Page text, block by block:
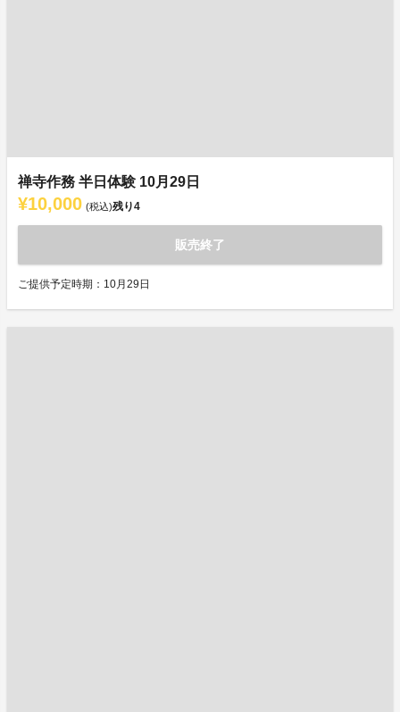
禅寺作務 半日体験 10月29日
¥10,000 (税込)残り4
販売終了
ご提供予定時期：10月29日